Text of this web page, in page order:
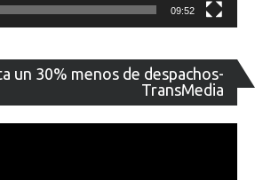
09:52
un 30% menos de despachos-
TransMedia
de